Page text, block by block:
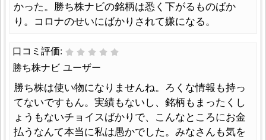
かった。勝ち株ナビの銘柄は悉く下がるものばか
り。コロナのせいにばかりされて嫌になる。
口コミ評価:
勝ち株ナビ ユーザー
勝ち株は使い物になりませんね。ろくな情報も持っ
てないですもん。実績もないし、銘柄もまったくし
ょうもないチョイスばかりで、こんなところにお金
払うなんて本当に私は愚かでした。みなさんも気を